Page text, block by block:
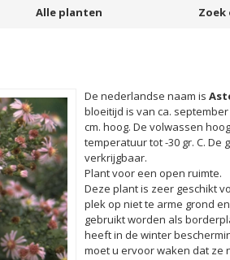
Alle planten
De nederlandse naam is
bloeitijd is van ca.
cm. hoog. De volwassen
temperatuur tot -30 gr. C. De
verkrijgbaar.
Plant voor een open ruimte.
Deze plant is zeer geschikt
plek op niet te arme grond
gebruikt worden als
heeft in de winter
moet u ervoor waken dat ze